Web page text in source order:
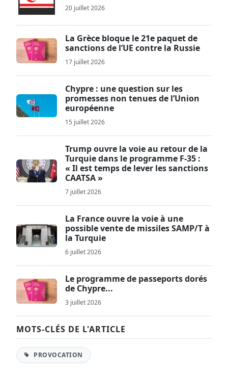
20 juillet 2026
La Grèce bloque le 21e paquet de
sanctions de l’UE contre la Russie
17 juillet 2026
Chypre : une question sur les
promesses non tenues de l’Union
européenne
15 juillet 2026
Trump ouvre la voie au retour de la
Turquie dans le programme F-35 :
« Il est temps de lever les sanctions
CAATSA »
7 juillet 2026
La France ouvre la voie à une
possible vente de missiles SAMP/T à
la Turquie
6 juillet 2026
Le programme de passeports dorés
de Chypre...
3 juillet 2026
MOTS-CLÉS DE L'ARTICLE
PROVOCATION